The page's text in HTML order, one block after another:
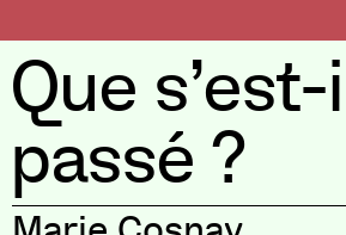
Que s’est-
passé ?